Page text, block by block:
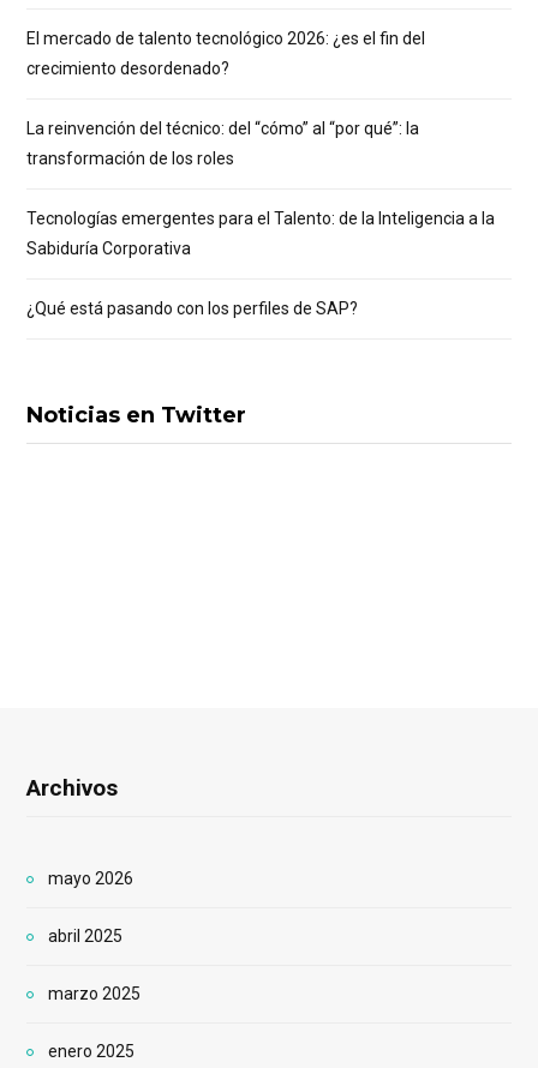
El mercado de talento tecnológico 2026: ¿es el fin del
crecimiento desordenado?
La reinvención del técnico: del “cómo” al “por qué”: la
transformación de los roles
Tecnologías emergentes para el Talento: de la Inteligencia a la
Sabiduría Corporativa
¿Qué está pasando con los perfiles de SAP?
Noticias en Twitter
Archivos
mayo 2026
abril 2025
marzo 2025
enero 2025